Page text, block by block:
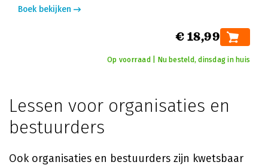
Boek bekijken
€ 18,99
Op voorraad | Nu besteld, dinsdag in huis
Lessen voor organisaties en
bestuurders
Ook organisaties en bestuurders zijn kwetsbaar